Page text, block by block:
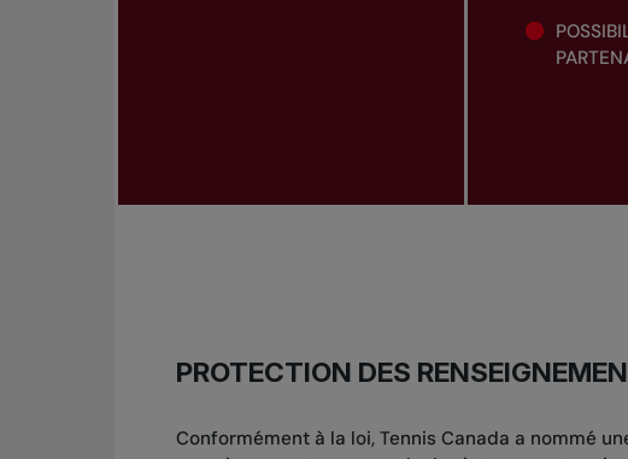
PROTECTION DES
Conformément à la loi, Tennis Canada a nommé